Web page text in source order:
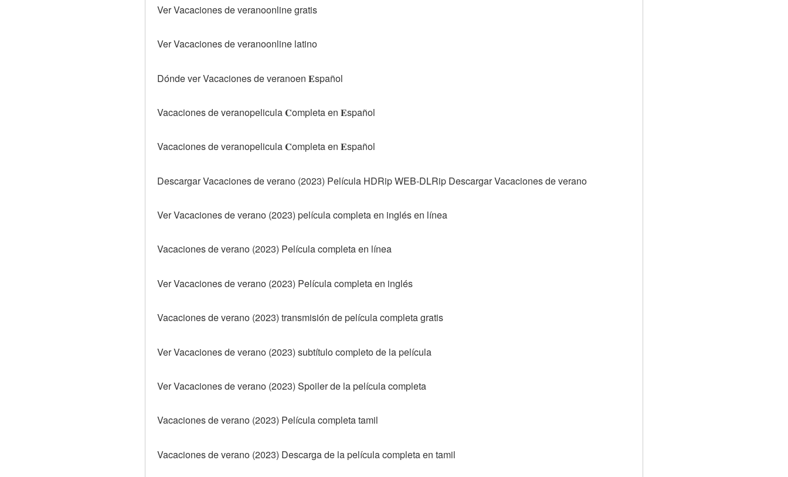
Ver Vacaciones de veranoonline gratis
Ver Vacaciones de veranoonline latino
Dónde ver Vacaciones de veranoen 𝐄spañol
Vacaciones de veranopelicula 𝐂ompleta en 𝐄spañol
Vacaciones de veranopelicula 𝐂ompleta en 𝐄spañol
Descargar Vacaciones de verano (2023) Película HDRip WEB-DLRip Descargar Vacaciones de verano
Ver Vacaciones de verano (2023) película completa en inglés en línea
Vacaciones de verano (2023) Película completa en línea
Ver Vacaciones de verano (2023) Película completa en inglés
Vacaciones de verano (2023) transmisión de película completa gratis
Ver Vacaciones de verano (2023) subtítulo completo de la película
Ver Vacaciones de verano (2023) Spoiler de la película completa
Vacaciones de verano (2023) Película completa tamil
Vacaciones de verano (2023) Descarga de la película completa en tamil